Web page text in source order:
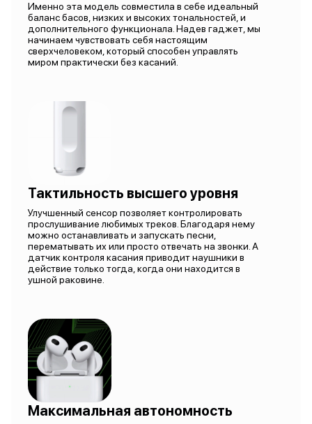
Именно эта модель совместила в себе идеальный
баланс басов, низких и высоких тональностей, и
дополнительного функционала. Надев гаджет, мы
начинаем чувствовать себя настоящим
сверхчеловеком, который способен управлять
миром практически без касаний.
Тактильность высшего уровня
Улучшенный сенсор позволяет контролировать
прослушивание любимых треков. Благодаря нему
можно останавливать и запускать песни,
перематывать их или просто отвечать на звонки. А
датчик контроля касания приводит наушники в
действие только тогда, когда они находится в
ушной раковине.
Максимальная автономность